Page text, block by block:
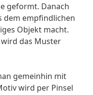
geformt. ­Danach
dem empfind­lichen
Objekt macht.
das Muster
gemeinhin mit
wird per Pinsel